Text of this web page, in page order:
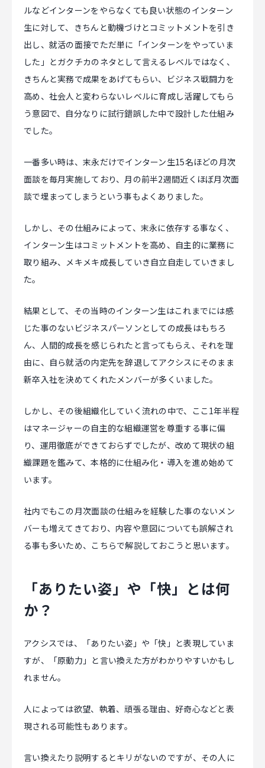
ルなどインターンをやらなくても良い状態のインターン
生に対して、きちんと動機づけとコミットメントを引き
出し、就活の面接でただ単に「インターンをやっていま
した」とガクチカのネタとして言えるレベルではなく、
きちんと実務で成果をあげてもらい、ビジネス戦闘力を
高め、社会人と変わらないレベルに育成し活躍してもら
う意図で、自分なりに試行錯誤した中で設計した仕組み
でした。
一番多い時は、末永だけでインターン生15名ほどの月次
面談を毎月実施しており、月の前半2週間近くほぼ月次面
談で埋まってしまうという事もよくありました。
しかし、その仕組みによって、末永に依存する事なく、
インターン生はコミットメントを高め、自主的に業務に
取り組み、メキメキ成長していき自立自走していきまし
た。
結果として、その当時のインターン生はこれまでには感
じた事のないビジネスパーソンとしての成長はもちろ
ん、人間的成長を感じられたと言ってもらえ、それを理
由に、自ら就活の内定先を辞退してアクシスにそのまま
新卒入社を決めてくれたメンバーが多くいました。
しかし、その後組織化していく流れの中で、ここ1年半程
はマネージャーの自主的な組織運営を尊重する事に偏
り、運用徹底ができておらずでしたが、改めて現状の組
織課題を鑑みて、本格的に仕組み化・導入を進め始めて
います。
社内でもこの月次面談の仕組みを経験した事のないメン
バーも増えてきており、内容や意図についても誤解され
る事も多いため、こちらで解説しておこうと思います。
「ありたい姿」や「快」とは何
か？
アクシスでは、「ありたい姿」や「快」と表現していま
すが、「原動力」と言い換えた方がわかりやすいかもし
れません。
人によっては欲望、執着、頑張る理由、好奇心などと表
現される可能性もあります。
言い換えたり説明するとキリがないのですが、その人に